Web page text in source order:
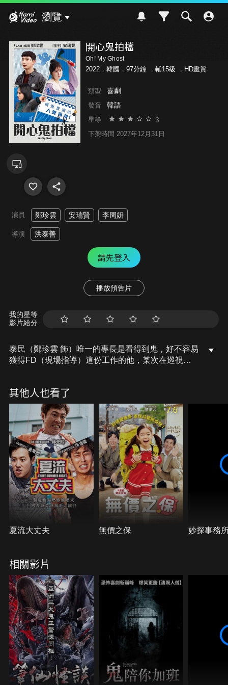
瀏覽
開心鬼拍檔
Oh! My Ghost
2022．韓國．97分鐘 ． 輔15級 ．HD畫質
類型 喜劇
發音 韓語
星等 3
下架時間 2027年12月31日
演員 鄭珍雲 安瑞賢 李周妍
導演 洪泰善
請先登入
播放預告片
我的星等
影片給分
泰民（鄭珍雲 飾）唯一的專長是看得到鬼，好不容易
獲得FD（現場指導）這份工作的他，某次在巡視工
守住這得來不易的工作和安身之所，水火不容的泰民
和小豆決定合作，一同查出事件背後的真相！
其他人也看了
夏流大丈夫
7.6
無價之保 妙探事務
相關影片